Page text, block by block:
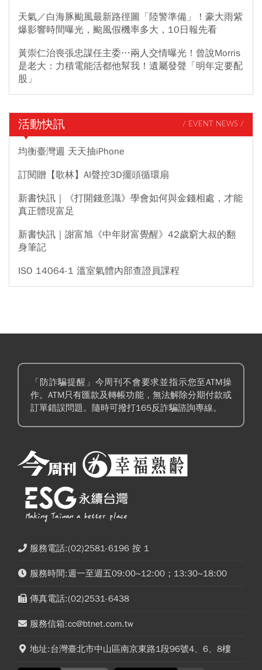
天氣／白海豚颱風最新路徑圖「陸警準備」！豪大雨紫
爆影響時間曝光，颱風假機率多大，10日報先看
黃崇仁治喪張忠謀任主委…兩人交情曝光！曾說Morris
是老大：力積電能活都他幫我！遺屬發聲「明年定要配
股」
活動快訊 / EVENT NEWS /
均衡臺灣週 天天抽iPhone
訂閱贈【歌林】AI聲控3D擺頭循環扇
新書快訊｜《打開錢意識》學會如何與金錢相處，才能
真正體現富足
新書快訊｜謝富旭《中年財富覺醒》42歲窮大叔的翻
身筆記
ISO 14064-1 溫室氣體內部查證員課程
「防詐騙提醒」今周刊不會要求並指示您至ATM操
作。ATM只有匯款及轉帳功能，無法解除分期付款或
訂單錯誤問題。隨時可撥打165反詐騙諮詢專線。
服務電話:(02)2581-6196 按 1
服務時間:週一至週五09:00~12:00；13:30~18:00
傳真電話:(02)2531-6438
服務信箱:cc@btnet.com.tw
地址:台灣臺北市中山區南京東路1段96號4、6、8樓